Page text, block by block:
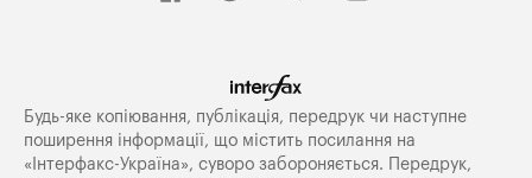
Будь-яке копiювання, публiкацiя, передрук чи наступне
поширення iнформацiї, що мiстить посилання на
«Iнтерфакс-Україна», суворо забороняється. Передрук,